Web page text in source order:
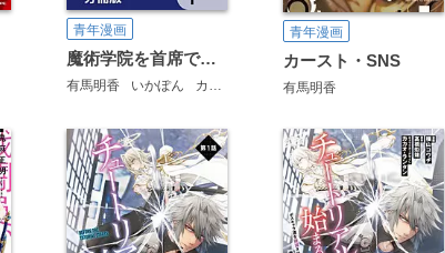
青年漫画
魔術学院を首席で卒業した俺が冒険者を始めるのはそんなにおかしいだろうか【分冊版】
有馬明香 いかぽん カカオ・ランタン
青年漫画
カースト・SNS
有馬明香